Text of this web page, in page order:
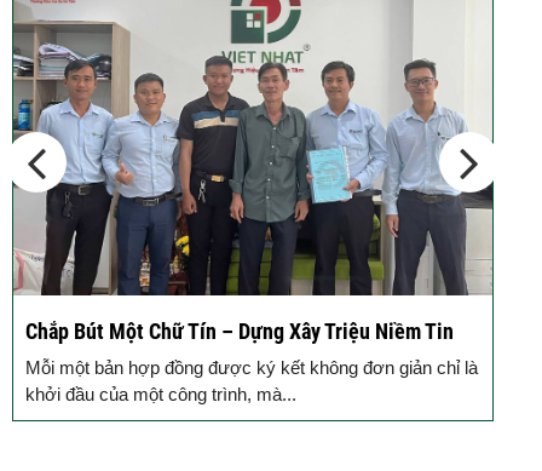
Động Thổ Xây Nhà – Khởi Đầu Vững Chắc, An Tâm
Đồng Hành
Mỗi ngôi nhà được khởi công động thổ là thêm một viên
gạch xây dựng nên niềm tin của Quý...